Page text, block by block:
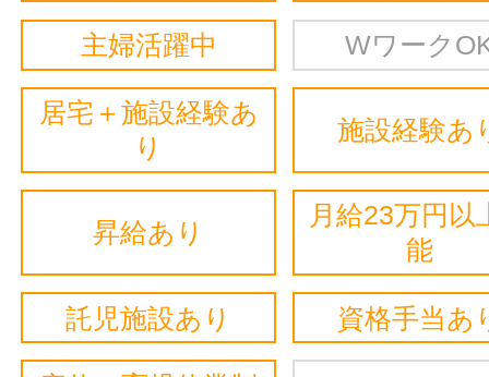
主婦活躍中 Wワーク
居宅＋施設経験あ
り
施設経験あ
昇給あり
月給23万円以
能
託児施設あり 資格手当あ